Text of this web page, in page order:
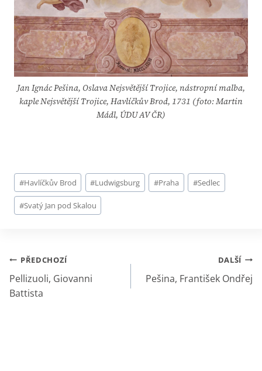
Jan Ignác Pešina, Oslava Nejsvětější Trojice, nástropní malba,
kaple Nejsvětější Trojice, Havlíčkův Brod, 1731 (foto: Martin
Mádl, ÚDU AV ČR)
Štítky
příspěvků:
#Havlíčkův Brod #Ludwigsburg #Praha #Sedlec
#Svatý Jan pod Skalou
Navigace
pro
příspěvek
PŘEDCHOZÍ
Pellizuoli, Giovanni
Battista
DALŠÍ
Pešina, František Ondřej